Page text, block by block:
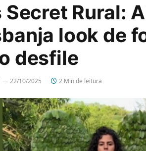
Secret Rural:
look de
desfile
22/10/2025 2 Min de leitura